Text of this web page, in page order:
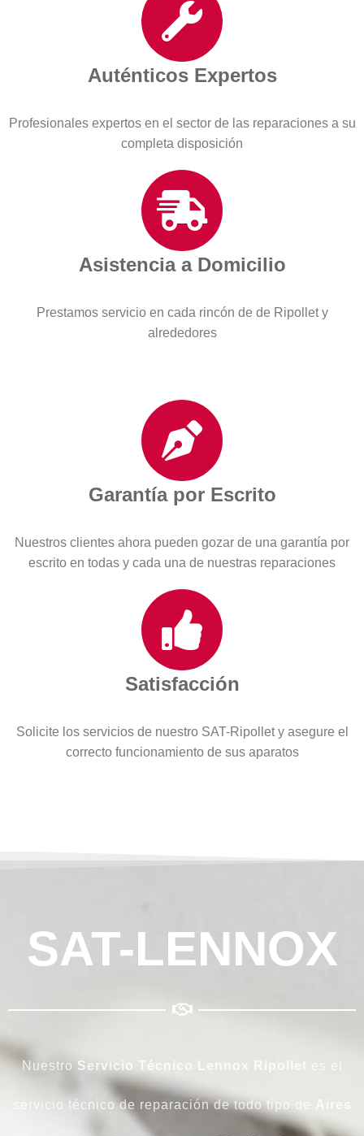
Auténticos Expertos
Profesionales expertos en el sector de las reparaciones a su
completa disposición
Asistencia a Domicilio
Prestamos servicio en cada rincón de de Ripollet y
alrededores
Garantía por Escrito
Nuestros clientes ahora pueden gozar de una garantía por
escrito en todas y cada una de nuestras reparaciones
Satisfacción
Solicite los servicios de nuestro SAT-Ripollet y asegure el
correcto funcionamiento de sus aparatos
SAT-LENNOX
Nuestro Servicio Técnico Lennox Ripollet es el
servicio técnico de reparación de todo tipo de